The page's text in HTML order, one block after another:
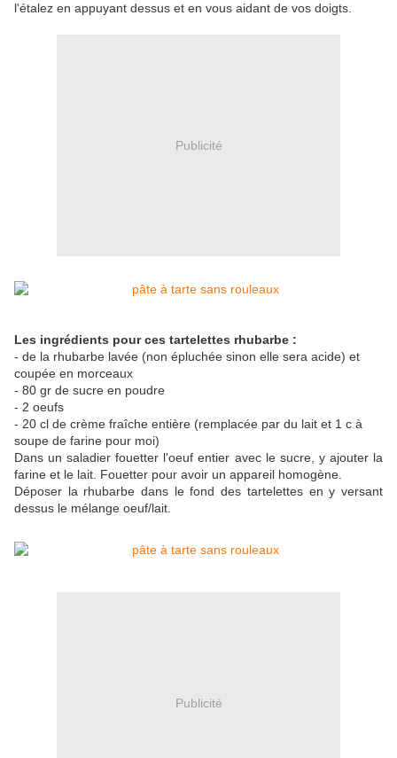
l'étalez en appuyant dessus et en vous aidant de vos doigts.
Publicité
Les ingrédients pour ces tartelettes rhubarbe :
- de la rhubarbe lavée (non épluchée sinon elle sera acide) et
coupée en morceaux
- 80 gr de sucre en poudre
- 2 oeufs
- 20 cl de crème fraîche entière (remplacée par du lait et 1 c à
soupe de farine pour moi)
Dans un saladier fouetter l'oeuf entier avec le sucre, y ajouter la
farine et le lait. Fouetter pour avoir un appareil homogène.
Déposer la rhubarbe dans le fond des tartelettes en y versant
dessus le mélange oeuf/lait.
Publicité